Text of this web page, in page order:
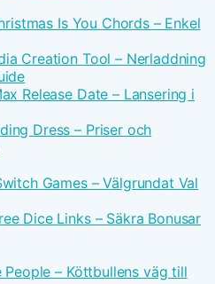
Is You Chords – Enkel
Creation Tool – Nerladdning
Release Date – Lansering i
Dress – Priser och
Games – Välgrundat Val
Dice Links – Säkra Bonusar
– Köttbullens väg till